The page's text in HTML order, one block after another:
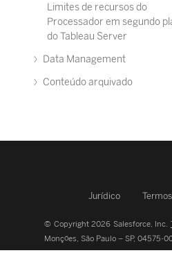
Limites de recursos do
Processador em segundo
do Tableau Server
Data Management
Conteúdo arquivado
Jurídico
© Copyright 2026 Salesforce, Inc.
Monções, São Paulo – SP, 04575-